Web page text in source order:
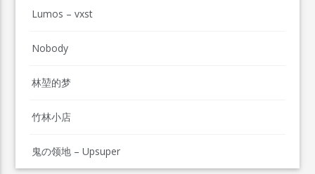
Lumos – vxst
Nobody
林堃的梦
竹林小店
鬼の领地 – Upsuper